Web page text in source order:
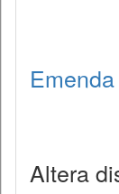
Altera